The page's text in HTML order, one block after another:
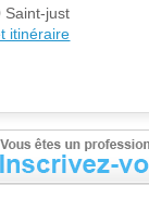
Saint-just
itinéraire